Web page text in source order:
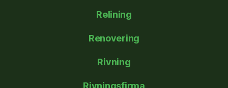
Relining
Renovering
Rivning
Rivningsfirma